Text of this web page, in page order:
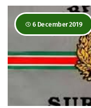
6 December 2019